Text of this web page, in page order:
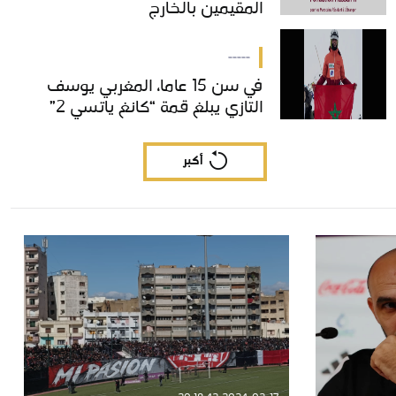
المقيمين بالخارج
-----
في سن 15 عاما، المغربي يوسف
التازي يبلغ قمة “كانغ ياتسي 2”
في سن 15 عاما، المغربي يوسف
التازي يبلغ قمة “كانغ ياتسي 2”
أكبر